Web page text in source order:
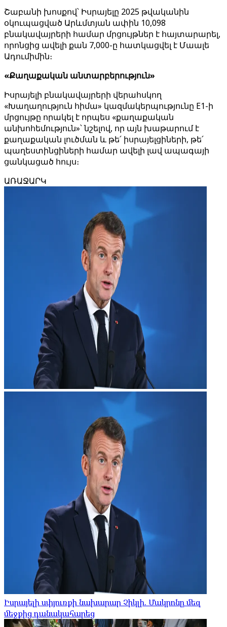
Շաբանի խոսքով՝ Իսրայելը 2025 թվականին
օկուպացված Արևմտյան ափին 10,098
բնակավայրերի համար մրցույթներ է հայտարարել,
որոնցից ավելի քան 7,000-ը հատկացվել է Մաալե
Ադումիմին։
«Քաղաքական անտարբերություն»
Իսրայելի բնակավայրերի վերահսկող
«Խաղաղություն հիմա» կազմակերպությունը E1-ի
մրցույթը որակել է որպես «քաղաքական
անխոհեմություն»՝ նշելով, որ այն խաթարում է
քաղաքական լուծման և թե՛ իսրայելցիների, թե՛
պաղեստինցիների համար ավելի լավ ապագայի
ցանկացած հույս։
ԱՌԱՋԱՐԿ
Իսրայելի սփյուռքի նախարար Չիկլի. Մակրոնը մեզ
մեջքից դանակահարեց